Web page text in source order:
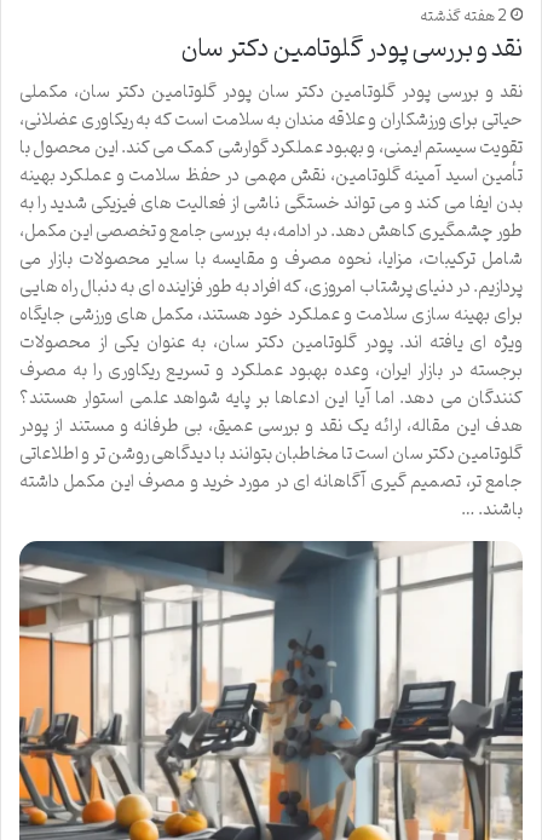
2 هفته گذشته
نقد و بررسی پودر گلوتامین دکتر سان
نقد و بررسی پودر گلوتامین دکتر سان پودر گلوتامین دکتر سان، مکملی
حیاتی برای ورزشکاران و علاقه مندان به سلامت است که به ریکاوری عضلانی،
تقویت سیستم ایمنی، و بهبود عملکرد گوارشی کمک می کند. این محصول با
تأمین اسید آمینه گلوتامین، نقش مهمی در حفظ سلامت و عملکرد بهینه
بدن ایفا می کند و می تواند خستگی ناشی از فعالیت های فیزیکی شدید را به
طور چشمگیری کاهش دهد. در ادامه، به بررسی جامع و تخصصی این مکمل،
شامل ترکیبات، مزایا، نحوه مصرف و مقایسه با سایر محصولات بازار می
پردازیم. در دنیای پرشتاب امروزی، که افراد به طور فزاینده ای به دنبال راه هایی
برای بهینه سازی سلامت و عملکرد خود هستند، مکمل های ورزشی جایگاه
ویژه ای یافته اند. پودر گلوتامین دکتر سان، به عنوان یکی از محصولات
برجسته در بازار ایران، وعده بهبود عملکرد و تسریع ریکاوری را به مصرف
کنندگان می دهد. اما آیا این ادعاها بر پایه شواهد علمی استوار هستند؟
هدف این مقاله، ارائه یک نقد و بررسی عمیق، بی طرفانه و مستند از پودر
گلوتامین دکتر سان است تا مخاطبان بتوانند با دیدگاهی روشن تر و اطلاعاتی
جامع تر، تصمیم گیری آگاهانه ای در مورد خرید و مصرف این مکمل داشته
باشند. …